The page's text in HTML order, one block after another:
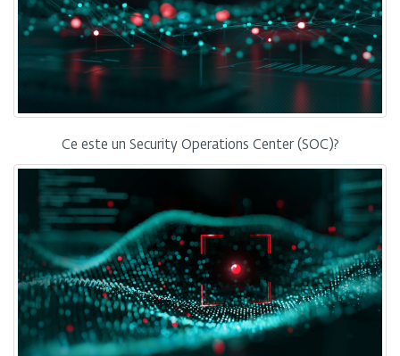
Ce este un Security Operations Center (SOC)?